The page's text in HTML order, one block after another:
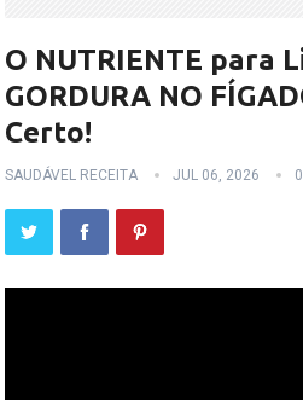
O NUTRIENTE para
GORDURA NO
Certo!
SAUDÁVEL RECEITA JUL 06, 2026